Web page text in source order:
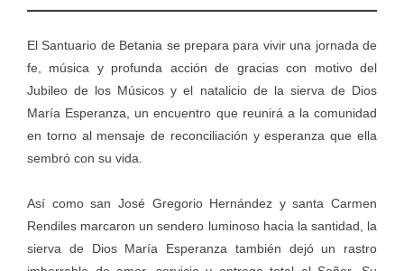
El Santuario de Betania se prepara para vivir una jornada de
fe, música y profunda acción de gracias con motivo del
Jubileo de los Músicos y el natalicio de la sierva de Dios
María Esperanza, un encuentro que reunirá a la comunidad
en torno al mensaje de reconciliación y esperanza que ella
sembró con su vida.
Así como san José Gregorio Hernández y santa Carmen
Rendiles marcaron un sendero luminoso hacia la santidad, la
sierva de Dios María Esperanza también dejó un rastro